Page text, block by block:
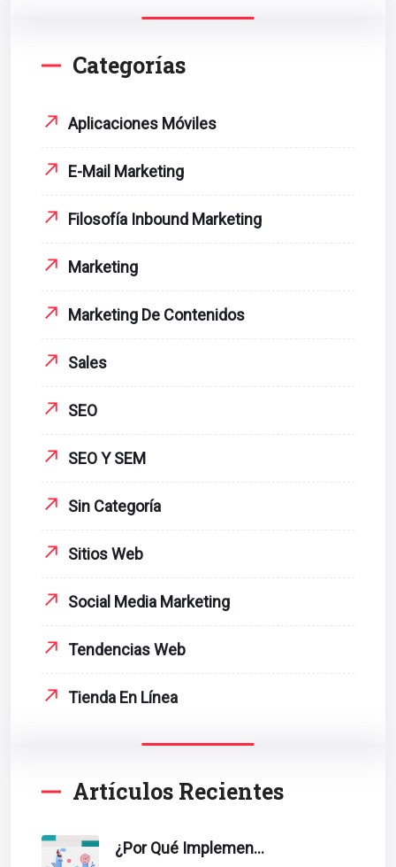
Categorías
Aplicaciones Móviles
E-Mail Marketing
Filosofía Inbound Marketing
Marketing
Marketing De Contenidos
Sales
SEO
SEO Y SEM
Sin Categoría
Sitios Web
Social Media Marketing
Tendencias Web
Tienda En Línea
Artículos Recientes
¿Por Qué Implementar La Metodología Inbound Marketing En Tu Empresa?